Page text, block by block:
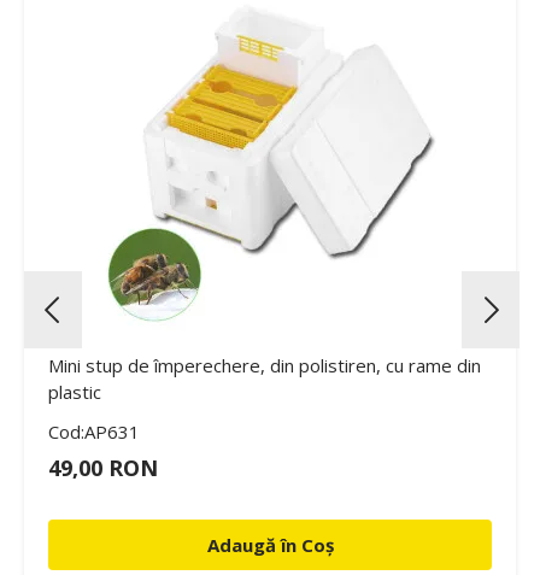
Mini stup de împerechere, din polistiren, cu rame din
plastic
Cod:AP631
49,00 RON
Adaugă în Coș